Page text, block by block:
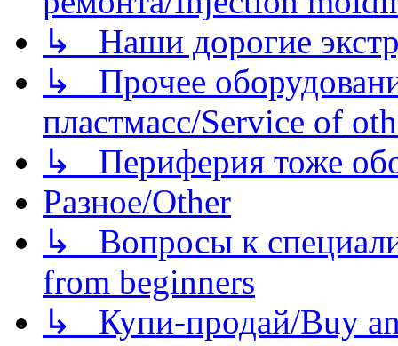
↳ Наши дорогие
↳ Прочее
пластмасс/Service of
↳ Периферия тоже
Разное/Other
↳ Вопросы к
from beginners
↳ Купи-продай/Buy